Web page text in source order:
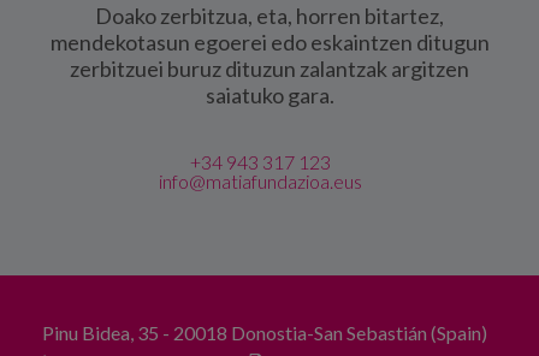
Doako zerbitzua, eta, horren bitartez,
mendekotasun egoerei edo eskaintzen ditugun
zerbitzuei buruz dituzun zalantzak argitzen
saiatuko gara.
+34 943 317 123
info@matiafundazioa.eus
Pinu Bidea, 35 - 20018 Donostia-San Sebastián (Spain)